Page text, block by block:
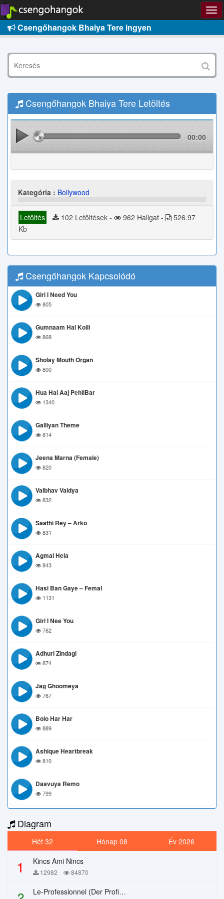
Csengőhangok Bhaiya Tere ingyen
Csengőhangok Bhaiya Tere Letöltés
00:00
Kategória : Bollywood
Letöltés 102 Letöltések - 962 Hallgat -
526.97
Kb
Csengőhangok Kapcsolódó
Girl I Need You
805
Gumnaam Hai Koiii
868
Sholay Mouth Organ
800
Hua Hai Aaj PehliBar
1340
Galliyan Theme
814
Jeena Marna (Female)
820
Vaibhav Vaidya
832
Saathi Rey – Arko
831
Agmal Hela
843
Hasi Ban Gaye – Femal
1131
Girl I Nee You
762
Adhuri Zindagi
874
Jag Ghoomeya
767
Bolo Har Har
889
Ashique Heartbreak
810
Daavuya Remo
799
Diagram
Hét 32 Hónap 08 Év 2026
1 Kincs Ami Nincs
12982 84870
Le-Professionnel (Der Profi) – Chi Mai